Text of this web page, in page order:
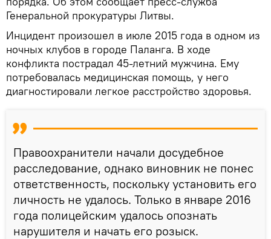
Генеральной прокуратуры Литвы.
Инцидент произошел в июле 2015 года в одном из
ночных клубов в городе Паланга. В ходе
конфликта пострадал 45-летний мужчина. Ему
потребовалась медицинская помощь, у него
диагностировали легкое расстройство здоровья.
Правоохранители начали досудебное
расследование, однако виновник не понес
ответственность, поскольку установить его
личность не удалось. Только в январе 2016
года полицейским удалось опознать
нарушителя и начать его розыск.